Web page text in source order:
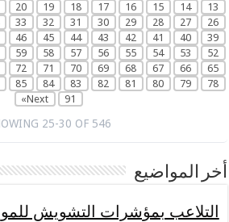
13
14
15
16
17
18
19
20
26
27
28
29
30
31
32
33
39
40
41
42
43
44
45
46
52
53
54
55
56
57
58
59
65
66
67
68
69
70
71
72
78
79
80
81
82
83
84
85
91
Next»
25-30 OF 546
أخر المواضيع
التلاعب بمؤشرات التشويش